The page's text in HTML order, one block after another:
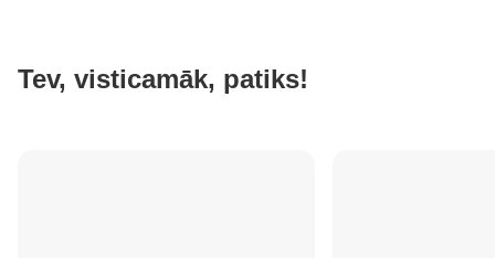
Tev, visticamāk, patiks!